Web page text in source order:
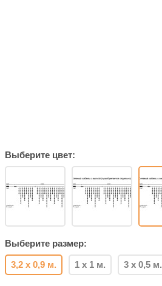
Выберите цвет:
Выберите размер:
3,2 х 0,9 м. 1 х 1 м. 3 х 0,5 м.